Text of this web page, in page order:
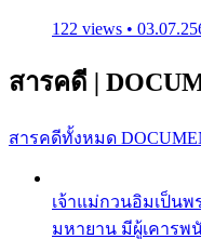
122 views •
สารคดี |
สารคดีทั้งหมด
เจ้าแม่กวนอิมเป็น
มหายาน มีผู้เคารพ